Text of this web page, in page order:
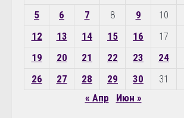
5
6 7 8 9 10
12
13 14 15 16 17
19
20 21 22 23 24
26
27 28 29 30
31
« Апр
Июн »